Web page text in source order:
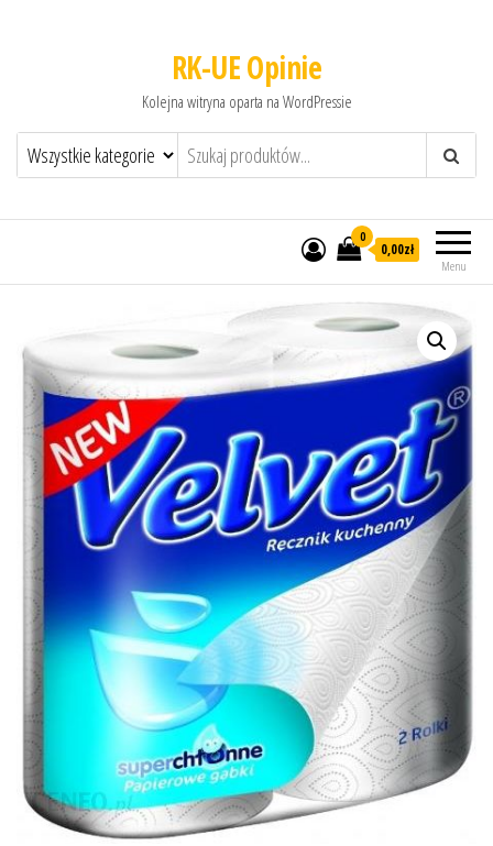
RK-UE Opinie
Kolejna witryna oparta na WordPressie
Menu
0
0,00zł